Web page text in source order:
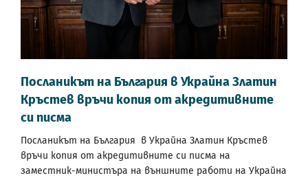
Посланикът на България в Украйна Златин
Кръстев връчи копия от акредитивните
си писма
Посланикът на България в Украйна Златин Кръстев
връчи копия от акредитивните си писма на
заместник-министъра на външните работи на Украйна